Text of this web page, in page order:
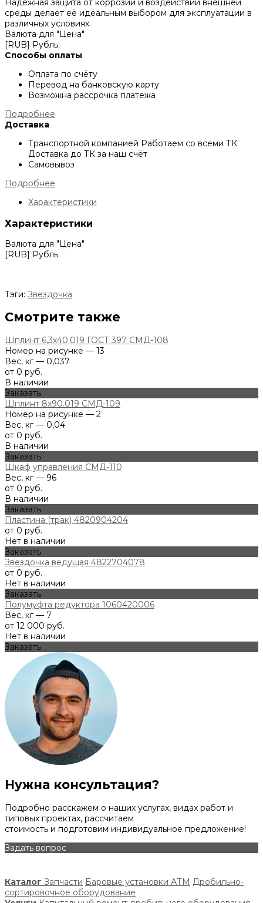
Надежная защита от коррозии и воздействий внешней
среды делает её идеальным выбором для эксплуатации в
различных условиях.
Валюта для "Цена"
[RUB] Рубль;
Способы оплаты
Оплата по счёту
Перевод на банковскую карту
Возможна рассрочка платежа
Подробнее
Доставка
Транспортной компанией Работаем со всеми ТК
Доставка до ТК за наш счёт
Самовывоз
Подробнее
Характеристики
Характеристики
Валюта для "Цена"
[RUB] Рубль
Тэги: Звездочка
Смотрите также
Шплинт 6,3х40.019 ГОСТ 397 СМД-108
Номер на рисунке — 13
Вес, кг — 0,037
от 0 руб.
В наличии
Заказать
Шплинт 8х90.019 СМД-109
Номер на рисунке — 2
Вес, кг — 0,04
от 0 руб.
В наличии
Заказать
Шкаф управления СМД-110
Вес, кг — 96
от 0 руб.
В наличии
Заказать
Пластина (трак) 4820904204
от 0 руб.
Нет в наличии
Заказать
Звездочка ведущая 4822704078
от 0 руб.
Нет в наличии
Заказать
Полумуфта редуктора 1060420006
Вес, кг — 7
от 12 000 руб.
Нет в наличии
Заказать
Нужна консультация?
Подробно расскажем о наших услугах, видах работ и
типовых проектах, рассчитаем
стоимость и подготовим индивидуальное предложение!
Задать вопрос
Каталог Запчасти Баровые установки АТМ Дробильно-
сортировочное оборудование